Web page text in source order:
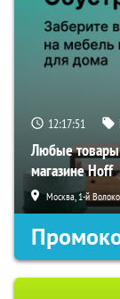
12:17:50
Любые товары
магазине Hoff
Москва, 1-й